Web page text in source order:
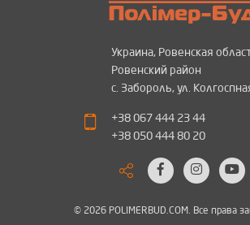
Украина, Ровенская
Ровенский район
с. Забороль, ул.
+38 067 444 23 44
+38 050 444 80 20
© 2026 POLIMERBUD.COM. Все права